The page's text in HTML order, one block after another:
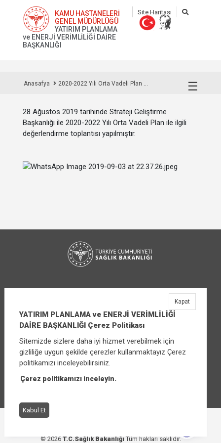
KAMU HASTANELERİ
GENEL MÜDÜRLÜĞÜ
YATIRIM PLANLAMA
ve ENERJİ VERİMLİLİĞİ DAİRE
BAŞKANLIĞI
Site Haritası
☰
Anasafya 2020-2022 Yılı Orta Vadeli Plan ...
28 Ağustos 2019 tarihinde Strateji Geliştirme
Başkanlığı ile 2020-2022 Yılı Orta Vadeli Plan ile ilgili
değerlendirme toplantısı yapılmıştır.
YATIRIM PLANLAMA ve ENERJİ VERİMLİLİĞİ
DAİRE BAŞKANLIĞI
Üniversiteler Mahallesi Şehit Mehmet Bayraktar
Caddesi No:3 Çankaya/Ankara
© 2026 T.C.Sağlık BakanlığıTüm hakları saklıdır.
YATIRIM PLANLAMA ve ENERJİ VERİMLİLİĞİ
DAİRE BAŞKANLIĞI Çerez Politikası
Sitemizde sizlere daha iyi hizmet verebilmek için
gizliliğe uygun şekilde çerezler kullanmaktayız Çerez
politikamızı inceleyebilirsiniz.
Çerez politikamızı inceleyin.
Kabul Et
Kapat